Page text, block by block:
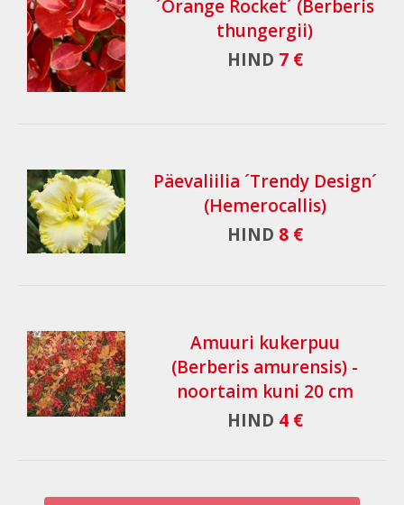
´Orange Rocket´ (Berberis
thungergii)
HIND 7 €
Päevaliilia ´Trendy Design´
(Hemerocallis)
HIND 8 €
Amuuri kukerpuu
(Berberis amurensis) -
noortaim kuni 20 cm
HIND 4 €